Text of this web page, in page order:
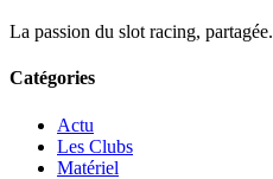
La passion du slot racing, partagée.
Catégories
Actu
Les Clubs
Matériel